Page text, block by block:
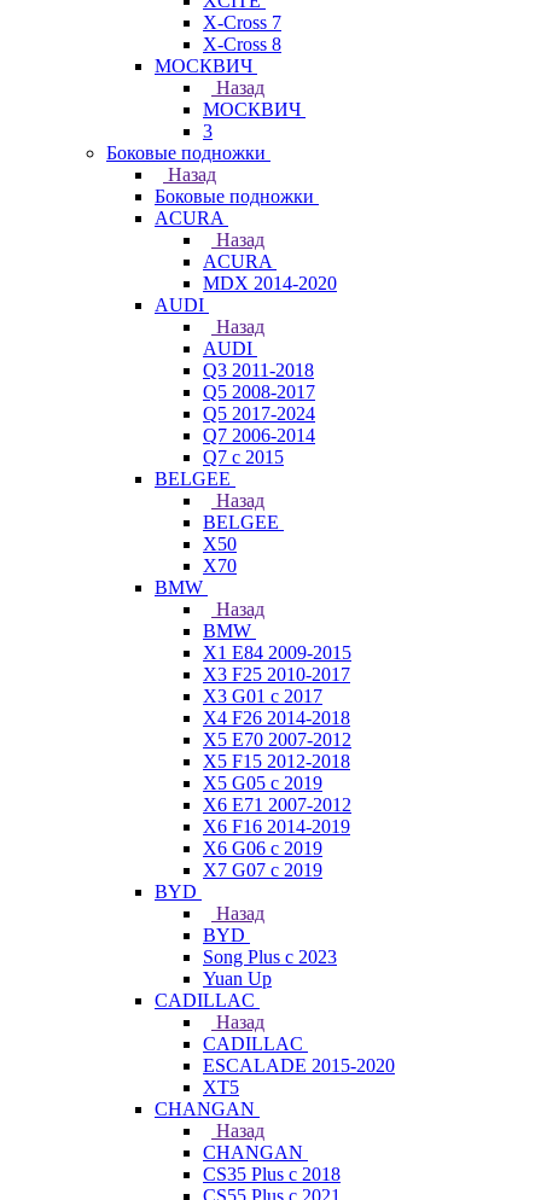
X-Cross 7
X-Cross 8
МОСКВИЧ
Назад
МОСКВИЧ
3
Боковые подножки
Назад
Боковые подножки
ACURA
Назад
ACURA
MDX 2014-2020
AUDI
Назад
AUDI
Q3 2011-2018
Q5 2008-2017
Q5 2017-2024
Q7 2006-2014
Q7 с 2015
BELGEE
Назад
BELGEE
X50
X70
BMW
Назад
BMW
X1 E84 2009-2015
X3 F25 2010-2017
X3 G01 с 2017
X4 F26 2014-2018
X5 E70 2007-2012
X5 F15 2012-2018
X5 G05 с 2019
X6 E71 2007-2012
X6 F16 2014-2019
X6 G06 с 2019
X7 G07 с 2019
BYD
Назад
BYD
Song Plus с 2023
Yuan Up
CADILLAC
Назад
CADILLAC
ESСALADE 2015-2020
XT5
CHANGAN
Назад
CHANGAN
CS35 Plus с 2018
CS55 Plus с 2021